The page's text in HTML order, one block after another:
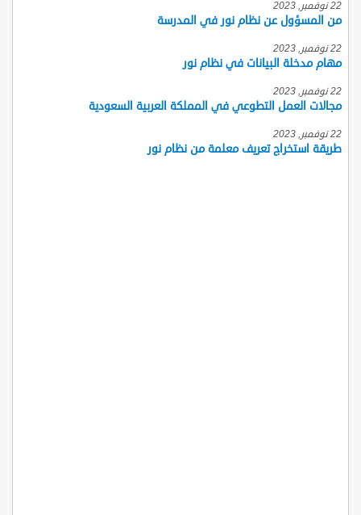
22 نوفمبر, 2023
من المسؤول عن نظام نور في المدرسة
22 نوفمبر, 2023
مهام مدخلة البيانات في نظام نور
22 نوفمبر, 2023
مجالات العمل التطوعي في المملكة العربية السعودية
22 نوفمبر, 2023
طريقة استخراج تعريف معلمة من نظام نور